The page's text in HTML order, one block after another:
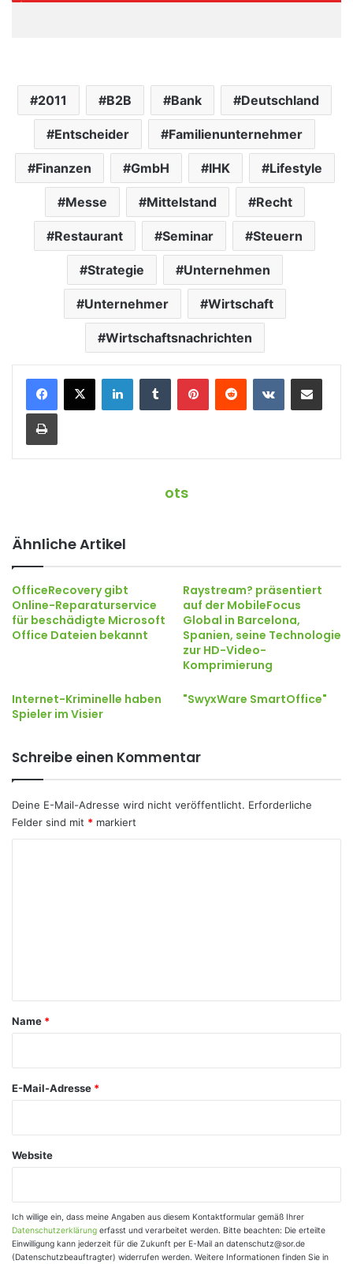
2011 B2B Bank Deutschland
Entscheider Familienunternehmer
Finanzen GmbH IHK Lifestyle
Messe Mittelstand Recht
Restaurant Seminar Steuern
Strategie Unternehmen
Unternehmer Wirtschaft
Wirtschaftsnachrichten
ots
Ähnliche Artikel
OfficeRecovery gibt
Online-Reparaturservice
für beschädigte Microsoft
Office Dateien bekannt
Raystream? präsentiert
auf der MobileFocus
Global in Barcelona,
Spanien, seine Technologie
zur HD-Video-
Komprimierung
Internet-Kriminelle haben
Spieler im Visier
"SwyxWare SmartOffice"
Schreibe einen Kommentar
Deine E-Mail-Adresse wird nicht veröffentlicht. Erforderliche
Felder sind mit * markiert
a
Name *
E-Mail-Adresse *
Website
Ich willige ein, dass meine Angaben aus diesem Kontaktformular gemäß Ihrer
Datenschutzerklärung erfasst und verarbeitet werden. Bitte beachten: Die erteilte
Einwilligung kann jederzeit für die Zukunft per E-Mail an datenschutz@sor.de
(Datenschutzbeauftragter) widerrufen werden. Weitere Informationen finden Sie in